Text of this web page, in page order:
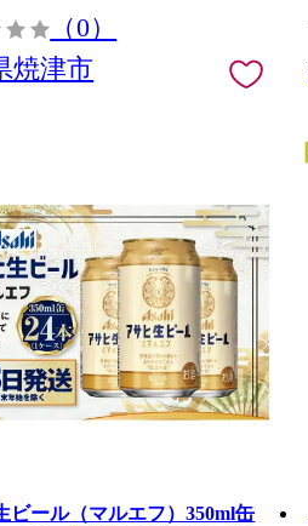
（0）
焼津市
ビール（マルエフ）350ml缶